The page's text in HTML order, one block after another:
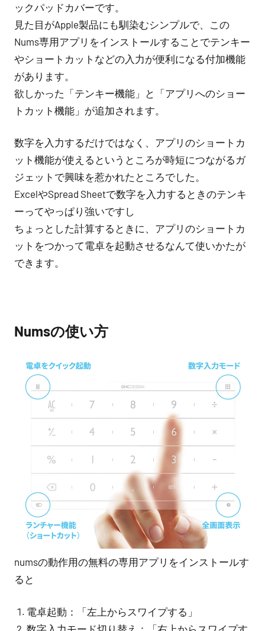
ックパッドカバーです。
見た目がApple製品にも馴染むシンプルで、この
Nums専用アプリをインストールすることでテンキー
やショートカットなどの入力が便利になる付加機能
があります。
欲しかった「テンキー機能」と「アプリへのショー
トカット機能」が追加されます。
数字を入力するだけではなく、アプリのショートカ
ット機能が使えるというところが時短につながるガ
ジェットで興味を惹かれたところでした。
ExcelやSpread Sheetで数字を入力するときのテンキ
ーってやっぱり強いですし
ちょっとした計算するときに、アプリのショートカ
ットをつかって電卓を起動させるなんて使いかたが
できます。
Numsの使い方
numsの動作用の無料の専用アプリをインストールす
ると
電卓起動：「左上からスワイプする」
数字入力モード切り替え：「右上からスワイプす